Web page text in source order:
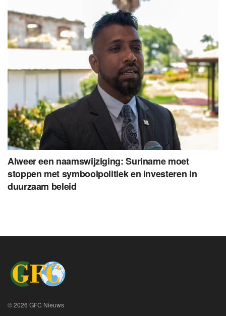
Alweer een naamswijziging: Suriname moet
stoppen met symboolpolitiek en investeren in
duurzaam beleid
© 2026 GFC Nieuws